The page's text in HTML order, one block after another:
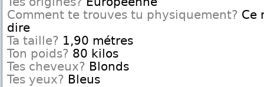
Comment te trouves tu physiquement? Ce
dire
Ta taille? 1,90 métres
Ton poids? 80 kilos
Tes cheveux? Blonds
Tes yeux? Bleus